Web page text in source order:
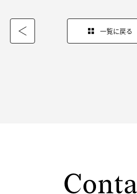
一覧に戻る